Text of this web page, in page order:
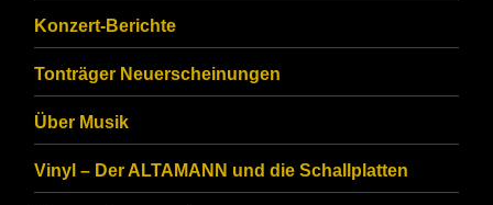
you
are
human.
Konzert-Berichte
Tonträger Neuerscheinungen
Über Musik
Vinyl – Der ALTAMANN und die Schallplatten